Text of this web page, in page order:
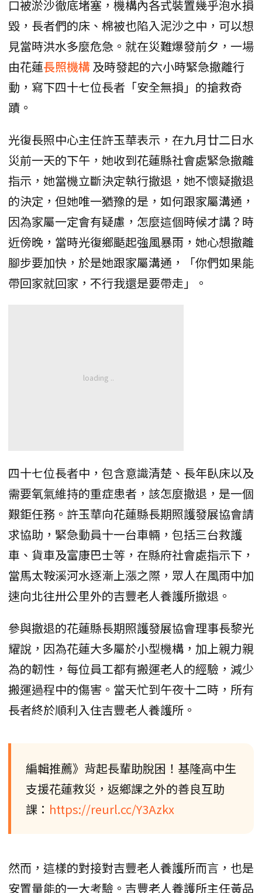
口被淤沙徹底堵塞，機構內各式裝置幾乎泡水損
毀，長者們的床、棉被也陷入泥沙之中，可以想
見當時洪水多麼危急。就在災難爆發前夕，一場
由花蓮長照機構及時發起的六小時緊急撤離行
動，寫下四十七位長者「安全無損」的搶救奇
蹟。
光復長照中心主任許玉華表示，在九月廿二日水
災前一天的下午，她收到花蓮縣社會處緊急撤離
指示，她當機立斷決定執行撤退，她不懷疑撤退
的決定，但她唯一猶豫的是，如何跟家屬溝通，
因為家屬一定會有疑慮，怎麼這個時候才講？時
近傍晚，當時光復鄉颳起強風暴雨，她心想撤離
腳步要加快，於是她跟家屬溝通，「你們如果能
帶回家就回家，不行我還是要帶走」。
四十七位長者中，包含意識清楚、長年臥床以及
需要氧氣維持的重症患者，該怎麼撤退，是一個
艱鉅任務。許玉華向花蓮縣長期照護發展協會請
求協助，緊急動員十一台車輛，包括三台救護
車、貨車及富康巴士等，在縣府社會處指示下，
當馬太鞍溪河水逐漸上漲之際，眾人在風雨中加
速向北往卅公里外的吉豐老人養護所撤退。
參與撤退的花蓮縣長期照護發展協會理事長黎光
耀說，因為花蓮大多屬於小型機構，加上親力親
為的韌性，每位員工都有搬運老人的經驗，減少
搬運過程中的傷害。當天忙到午夜十二時，所有
長者終於順利入住吉豐老人養護所。
編輯推薦》背起長輩助脫困！基隆高中生
支援花蓮救災，返鄉課之外的善良互助
課： https://reurl.cc/Y3Azkx
然而，這樣的對接對吉豐老人養護所而言，也是
安置量能的一大考驗。吉豐老人養護所主任黃品